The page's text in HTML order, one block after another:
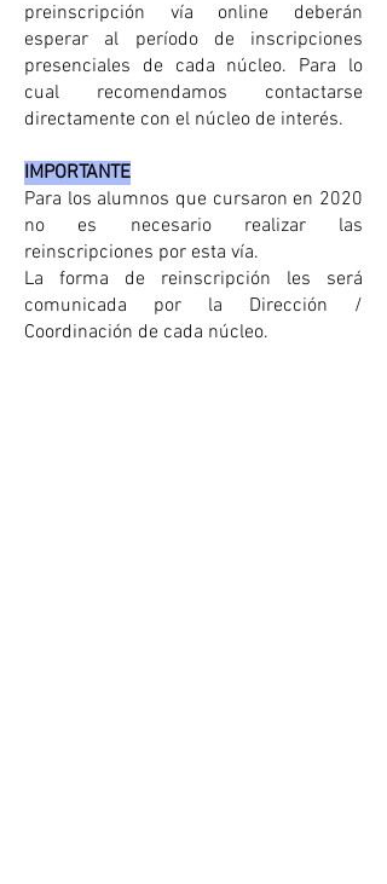
preinscripción vía online deberán
esperar al período de inscripciones
presenciales de cada núcleo. Para lo
cual recomendamos contactarse
directamente con el núcleo de interés.
IMPORTANTE
Para los alumnos que cursaron en 2020
no es necesario realizar las
reinscripciones por esta vía.
La forma de reinscripción les será
comunicada por la Dirección /
Coordinación de cada núcleo.